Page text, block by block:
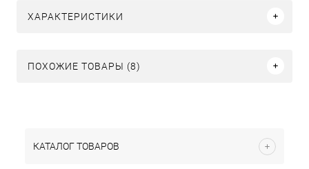
ХАРАКТЕРИСТИКИ
ПОХОЖИЕ ТОВАРЫ (8)
КАТАЛОГ ТОВАРОВ